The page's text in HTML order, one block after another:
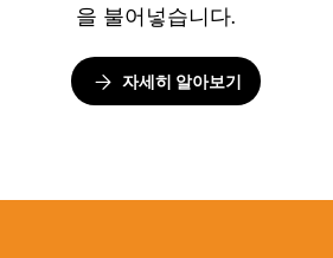
을 불어넣습니다.
자세히 알아보기